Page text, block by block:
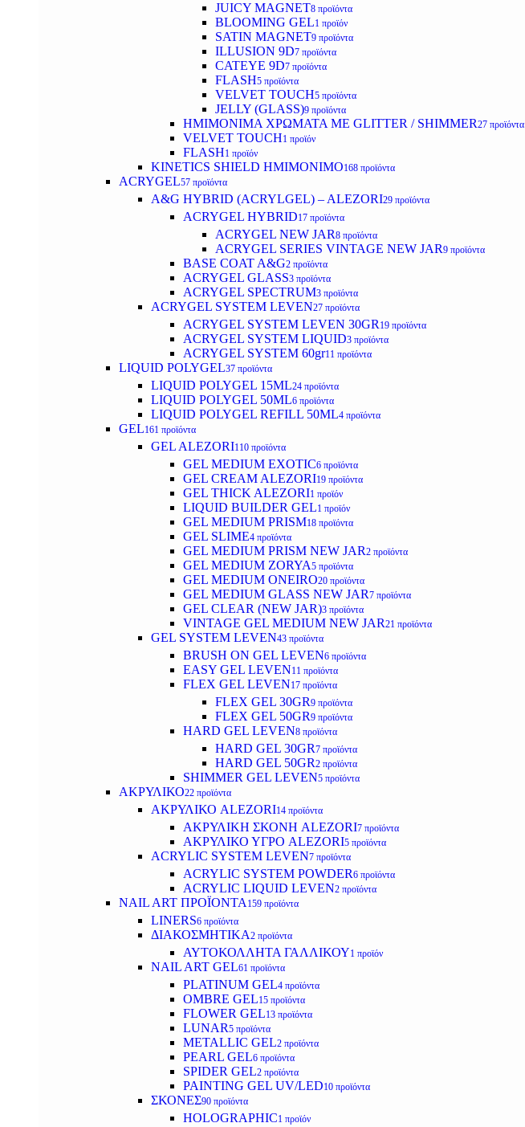
JUICY MAGNET8 προϊόντα
BLOOMING GEL1 προϊόν
SATIN MAGNET9 προϊόντα
ILLUSION 9D7 προϊόντα
CATEYE 9D7 προϊόντα
FLASH5 προϊόντα
VELVET TOUCH5 προϊόντα
JELLY (GLASS)9 προϊόντα
ΗΜΙΜΟΝΙΜA ΧΡΩΜΑΤΑ ΜΕ GLITTER / SHIMMER27 προϊόντα
VELVET TOUCH1 προϊόν
FLASH1 προϊόν
KINETICS SHIELD ΗΜΙΜΟΝΙΜΟ168 προϊόντα
ACRYGEL57 προϊόντα
A&G HYBRID (ACRYLGEL) – ALEZORI29 προϊόντα
ACRYGEL HYBRID17 προϊόντα
ACRYGEL NEW JAR8 προϊόντα
ACRYGEL SERIES VINTAGE NEW JAR9 προϊόντα
BASE COAT A&G2 προϊόντα
ACRYGEL GLASS3 προϊόντα
ACRYGEL SPECTRUM3 προϊόντα
ACRYGEL SYSTEM LEVEN27 προϊόντα
ACRYGEL SYSTEM LEVEN 30GR 19 προϊόντα
ACRYGEL SYSTEM LIQUID3 προϊόντα
ACRYGEL SYSTEM 60gr11 προϊόντα
LIQUID POLYGEL37 προϊόντα
LIQUID POLYGEL 15ML24 προϊόντα
LIQUID POLYGEL 50ML6 προϊόντα
LIQUID POLYGEL REFILL 50ML4 προϊόντα
GEL161 προϊόντα
GEL ALEZORI110 προϊόντα
GEL MEDIUM EXOTIC6 προϊόντα
GEL CREAM ALEZORI19 προϊόντα
GEL THICK ALEZORI1 προϊόν
LIQUID BUILDER GEL1 προϊόν
GEL MEDIUM PRISM18 προϊόντα
GEL SLIME4 προϊόντα
GEL MEDIUM PRISM NEW JAR2 προϊόντα
GEL MEDIUM ZORYA5 προϊόντα
GEL MEDIUM ONEIRO20 προϊόντα
GEL MEDIUM GLASS NEW JAR7 προϊόντα
GEL CLEAR (NEW JAR)3 προϊόντα
VINTAGE GEL MEDIUM NEW JAR21 προϊόντα
GEL SYSTEM LEVEN43 προϊόντα
BRUSH ON GEL LEVEN6 προϊόντα
EASY GEL LEVEN11 προϊόντα
FLEX GEL LEVEN17 προϊόντα
FLEX GEL 30GR9 προϊόντα
FLEX GEL 50GR9 προϊόντα
HARD GEL LEVEN8 προϊόντα
HARD GEL 30GR7 προϊόντα
HARD GEL 50GR2 προϊόντα
SHIMMER GEL LEVEN5 προϊόντα
ΑΚΡΥΛΙΚΟ22 προϊόντα
ΑΚΡΥΛΙΚΟ ALEZORI14 προϊόντα
ΑΚΡΥΛΙΚΗ ΣΚΟΝΗ ALEZORI7 προϊόντα
ΑΚΡΥΛΙΚΟ ΥΓΡΟ ALEZORI5 προϊόντα
ACRYLIC SYSTEM LEVEN7 προϊόντα
ACRYLIC SYSTEM POWDER6 προϊόντα
ACRYLIC LIQUID LEVEN2 προϊόντα
NAIL ART ΠΡΟΪΟΝΤΑ 159 προϊόντα
LINERS6 προϊόντα
ΔΙΑΚΟΣΜΗΤΙΚΑ2 προϊόντα
ΑΥΤΟΚΟΛΛΗΤΑ ΓΑΛΛΙΚΟΥ1 προϊόν
NAIL ART GEL61 προϊόντα
PLATINUM GEL4 προϊόντα
OMBRE GEL15 προϊόντα
FLOWER GEL13 προϊόντα
LUNAR5 προϊόντα
METALLIC GEL2 προϊόντα
PEARL GEL6 προϊόντα
SPIDER GEL2 προϊόντα
PAINTING GEL UV/LED10 προϊόντα
ΣΚΟΝΕΣ90 προϊόντα
HOLOGRAPHIC1 προϊόν